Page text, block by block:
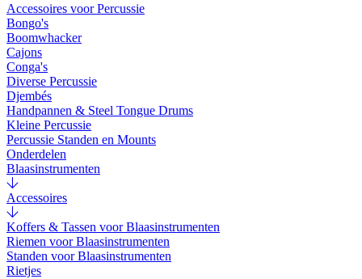
Accessoires voor Percussie
Bongo's
Boomwhacker
Cajons
Conga's
Diverse Percussie
Djembés
Handpannen & Steel Tongue Drums
Kleine Percussie
Percussie Standen en Mounts
Onderdelen
Blaasinstrumenten
Accessoires
Koffers & Tassen voor Blaasinstrumenten
Riemen voor Blaasinstrumenten
Standen voor Blaasinstrumenten
Rietjes